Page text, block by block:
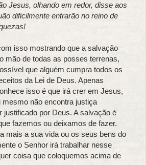
Jesus, olhando em redor, disse aos
dificilmente entrarão no reino de
isso mostrando que a salvação
mão de todas as posses terrenas,
que alguém cumpra todos os
da Lei de Deus. Apenas
isso é que irá crer em Jesus,
mesmo não encontra justiça
justificado por Deus. A salvação é
fazemos ou deixamos de fazer.
mais a sua vida ou os seus bens do
o Senhor irá trabalhar nesse
coisa que coloquemos acima de